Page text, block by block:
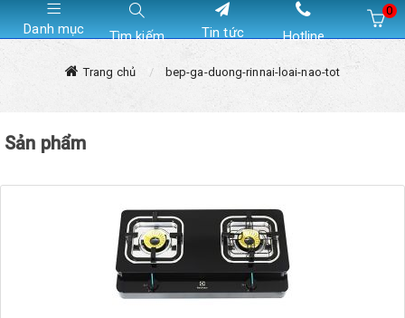
Danh mục Tìm kiếm Tin tức Hotline
0
Trang chủ bep-ga-duong-rinnai-loai-nao-tot
Sản phẩm